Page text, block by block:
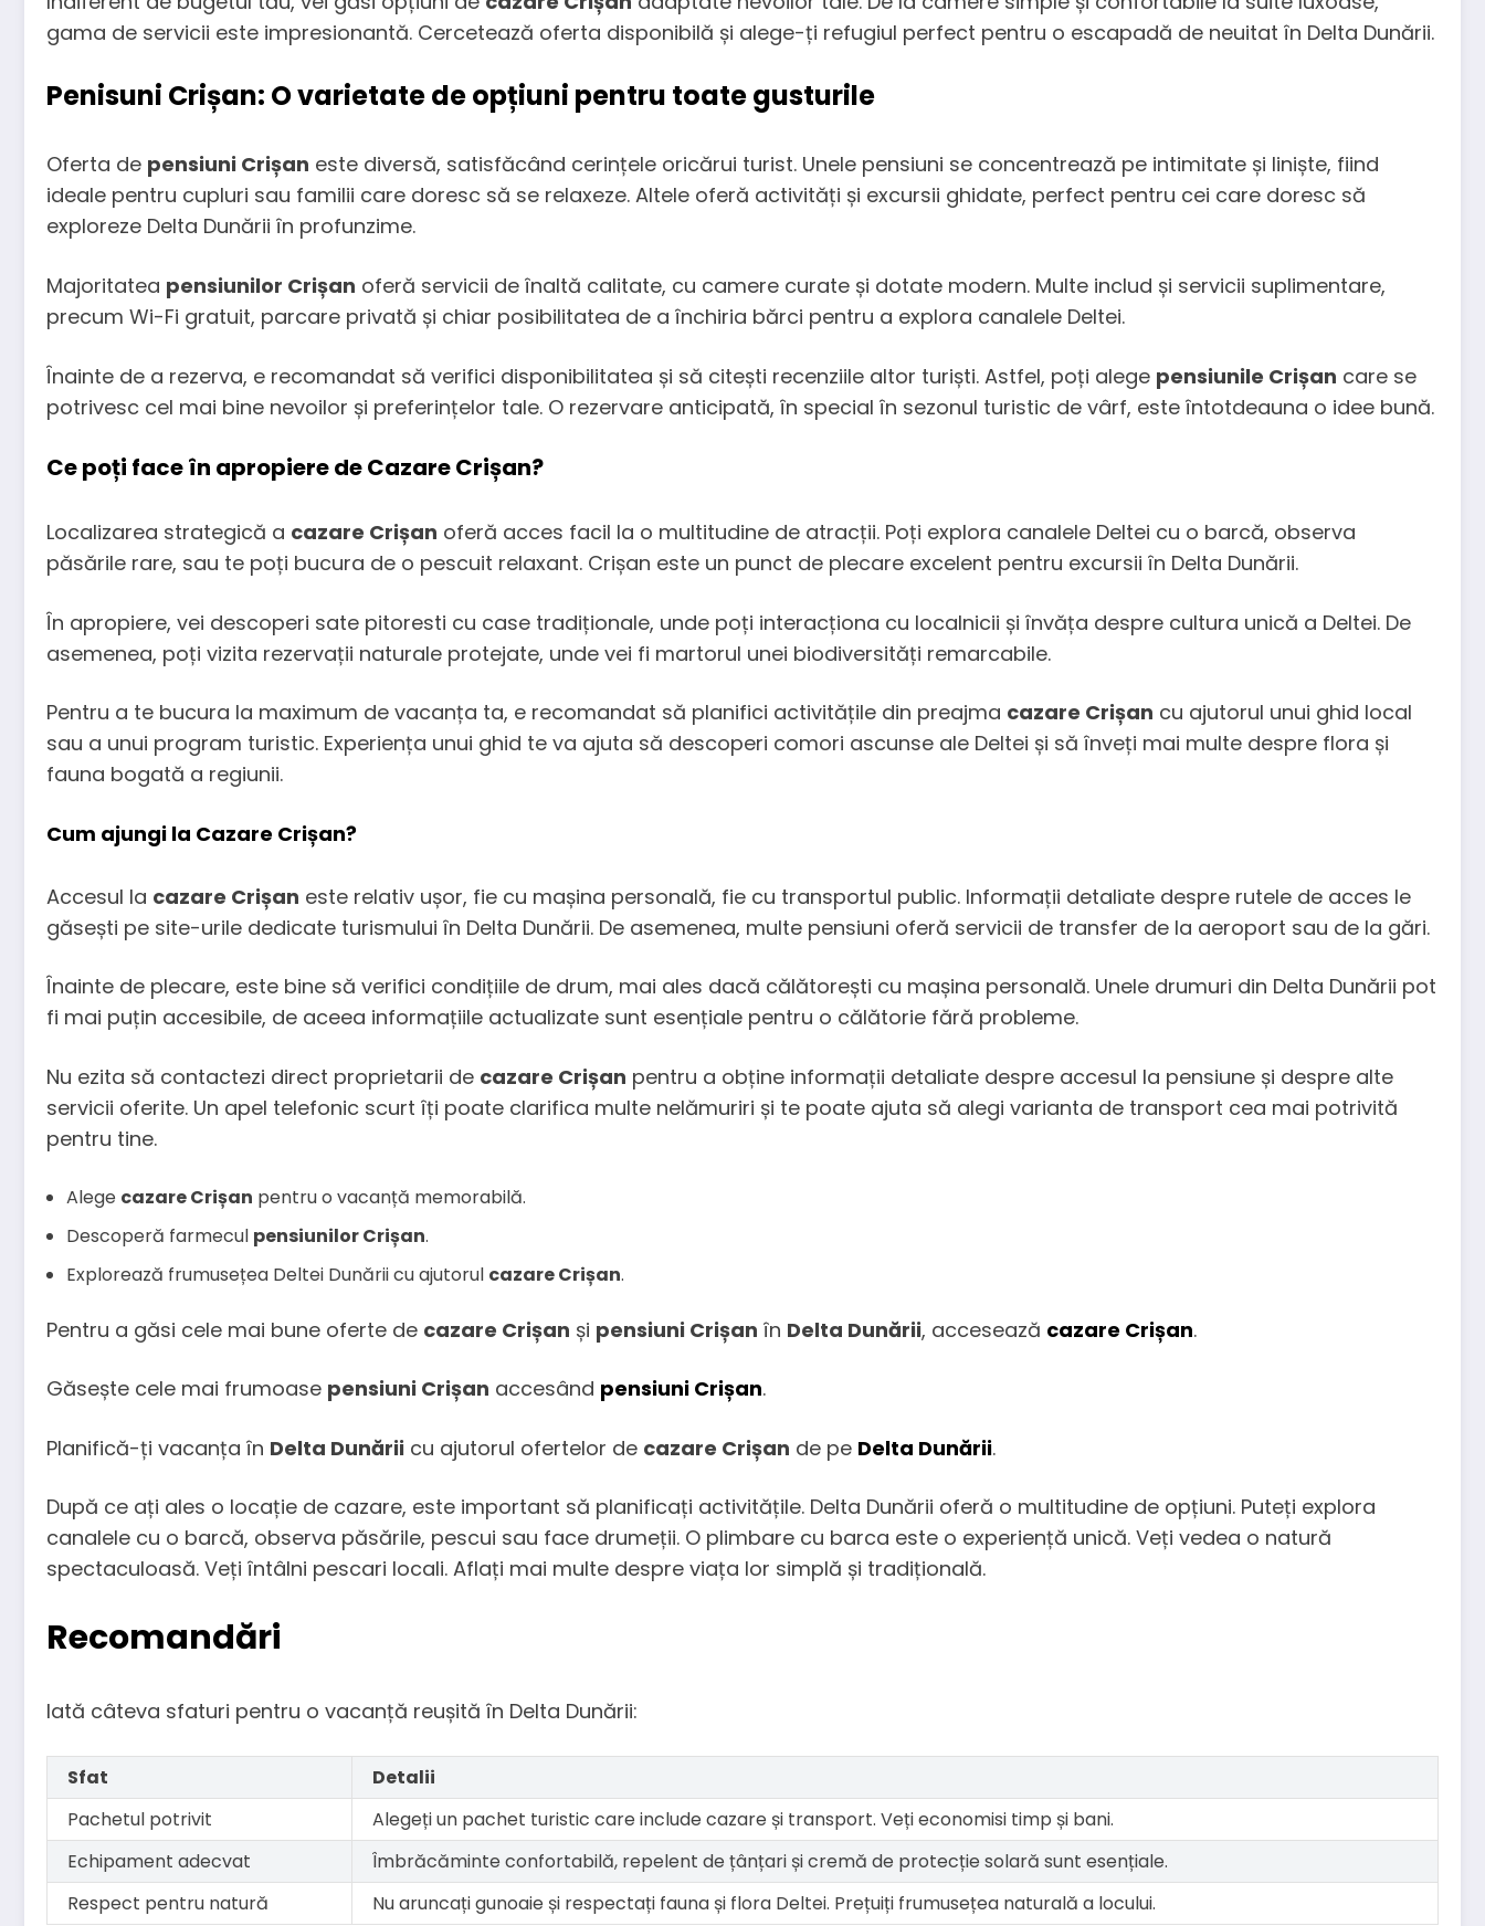
gama de servicii este impresionantă. Cercetează oferta disponibilă și alege-ți refugiul perfect pentru o escapadă de neuitat în Delta Dunării.
Penisuni Crișan: O varietate de opțiuni pentru toate gusturile
Oferta de pensiuni Crișan este diversă, satisfăcând cerințele oricărui turist. Unele pensiuni se concentrează pe intimitate și liniște, fiind
ideale pentru cupluri sau familii care doresc să se relaxeze. Altele oferă activități și excursii ghidate, perfect pentru cei care doresc să
exploreze Delta Dunării în profunzime.
Majoritatea pensiunilor Crișan oferă servicii de înaltă calitate, cu camere curate și dotate modern. Multe includ și servicii suplimentare,
precum Wi-Fi gratuit, parcare privată și chiar posibilitatea de a închiria bărci pentru a explora canalele Deltei.
Înainte de a rezerva, e recomandat să verifici disponibilitatea și să citești recenziile altor turiști. Astfel, poți alege pensiunile Crișan care se
potrivesc cel mai bine nevoilor și preferințelor tale. O rezervare anticipată, în special în sezonul turistic de vârf, este întotdeauna o idee bună.
Ce poți face în apropiere de Cazare Crișan?
Localizarea strategică a cazare Crișan oferă acces facil la o multitudine de atracții. Poți explora canalele Deltei cu o barcă, observa
păsările rare, sau te poți bucura de o pescuit relaxant. Crișan este un punct de plecare excelent pentru excursii în Delta Dunării.
În apropiere, vei descoperi sate pitoresti cu case tradiționale, unde poți interacționa cu localnicii și învăța despre cultura unică a Deltei. De
asemenea, poți vizita rezervații naturale protejate, unde vei fi martorul unei biodiversități remarcabile.
Pentru a te bucura la maximum de vacanța ta, e recomandat să planifici activitățile din preajma cazare Crișan cu ajutorul unui ghid local
sau a unui program turistic. Experiența unui ghid te va ajuta să descoperi comori ascunse ale Deltei și să înveți mai multe despre flora și
fauna bogată a regiunii.
Cum ajungi la Cazare Crișan?
Accesul la cazare Crișan este relativ ușor, fie cu mașina personală, fie cu transportul public. Informații detaliate despre rutele de acces le
găsești pe site-urile dedicate turismului în Delta Dunării. De asemenea, multe pensiuni oferă servicii de transfer de la aeroport sau de la gări.
Înainte de plecare, este bine să verifici condițiile de drum, mai ales dacă călătorești cu mașina personală. Unele drumuri din Delta Dunării pot
fi mai puțin accesibile, de aceea informațiile actualizate sunt esențiale pentru o călătorie fără probleme.
Nu ezita să contactezi direct proprietarii de cazare Crișan pentru a obține informații detaliate despre accesul la pensiune și despre alte
servicii oferite. Un apel telefonic scurt îți poate clarifica multe nelămuriri și te poate ajuta să alegi varianta de transport cea mai potrivită
pentru tine.
Alege cazare Crișan pentru o vacanță memorabilă.
Descoperă farmecul pensiunilor Crișan.
Explorează frumusețea Deltei Dunării cu ajutorul cazare Crișan.
Pentru a găsi cele mai bune oferte de cazare Crișan și pensiuni Crișan în Delta Dunării, accesează cazare Crișan.
Găsește cele mai frumoase pensiuni Crișan accesând pensiuni Crișan.
Planifică-ți vacanța în Delta Dunării cu ajutorul ofertelor de cazare Crișan de pe Delta Dunării.
După ce ați ales o locație de cazare, este important să planificați activitățile. Delta Dunării oferă o multitudine de opțiuni. Puteți explora
canalele cu o barcă, observa păsările, pescui sau face drumeții. O plimbare cu barca este o experiență unică. Veți vedea o natură
spectaculoasă. Veți întâlni pescari locali. Aflați mai multe despre viața lor simplă și tradițională.
Recomandări
Iată câteva sfaturi pentru o vacanță reușită în Delta Dunării:
Sfat
Detalii
Pachetul potrivit
Alegeți un pachet turistic care include cazare și transport. Veți economisi timp și bani.
Echipament adecvat
Îmbrăcăminte confortabilă, repelent de țânțari și cremă de protecție solară sunt esențiale.
Respect pentru natură
Nu aruncați gunoaie și respectați fauna și flora Deltei. Prețuiți frumusețea naturală a locului.